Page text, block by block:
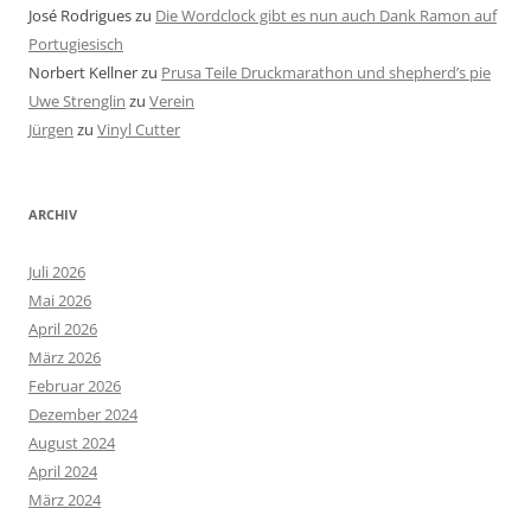
José Rodrigueszu Die Wordclock gibt es nun auch Dank Ramon auf
Portugiesisch
Norbert Kellnerzu Prusa Teile Druckmarathon und shepherd’s pie
Uwe Strenglin zu Verein
Jürgen zu Vinyl Cutter
ARCHIV
Juli 2026
Mai 2026
April 2026
März 2026
Februar 2026
Dezember 2024
August 2024
April 2024
März 2024